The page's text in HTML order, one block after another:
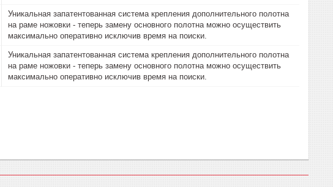
Уникальная запатентованная система крепления дополнительного полотна
на раме ножовки - теперь замену основного полотна можно осуществить
максимально оперативно исключив время на поиски.
Уникальная запатентованная система крепления дополнительного полотна
на раме ножовки - теперь замену основного полотна можно осуществить
максимально оперативно исключив время на поиски.